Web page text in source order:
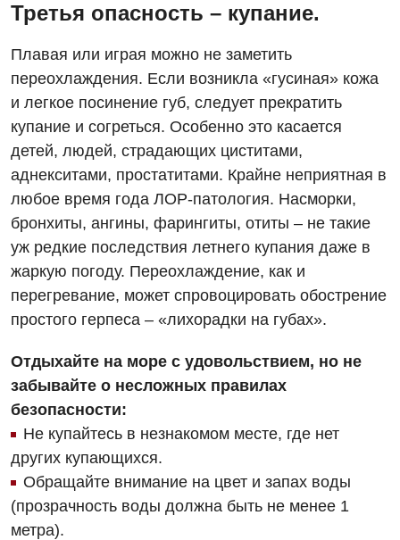
Третья опасность – купание.
Плавая или играя можно не заметить
переохлаждения. Если возникла «гусиная» кожа
и легкое посинение губ, следует прекратить
купание и согреться. Особенно это касается
детей, людей, страдающих циститами,
аднекситами, простатитами. Крайне неприятная в
любое время года ЛОР-патология. Насморки,
бронхиты, ангины, фарингиты, отиты – не такие
уж редкие последствия летнего купания даже в
жаркую погоду. Переохлаждение, как и
перегревание, может спровоцировать обострение
простого герпеса – «лихорадки на губах».
Отдыхайте на море с удовольствием, но не
забывайте о несложных правилах
безопасности:
Не купайтесь в незнакомом месте, где нет
других купающихся.
Обращайте внимание на цвет и запах воды
(прозрачность воды должна быть не менее 1
метра).